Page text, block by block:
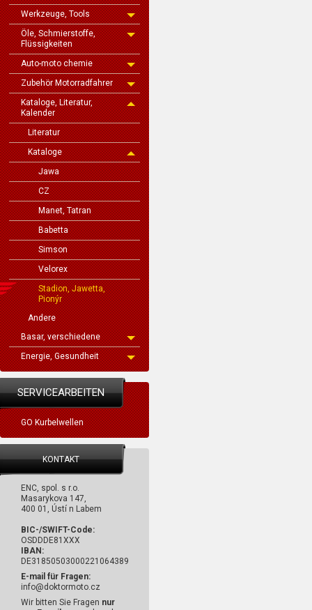
Werkzeuge, Tools
Öle, Schmierstoffe,
Flüssigkeiten
Auto-moto chemie
Zubehör Motorradfahrer
Kataloge, Literatur,
Kalender
Literatur
Kataloge
Jawa
CZ
Manet, Tatran
Babetta
Simson
Velorex
Stadion, Jawetta,
Pionýr
Andere
Basar, verschiedene
Energie, Gesundheit
SERVICEARBEITEN
GO Kurbelwellen
KONTAKT
ENC, spol. s r.o.
Masarykova 147,
400 01, Ústí n Labem
BIC-/SWIFT-Code:
OSDDDE81XXX
IBAN:
DE31850503000221064389
E-mail für Fragen:
info@doktormoto.cz
Wir bitten Sie Fragen nur